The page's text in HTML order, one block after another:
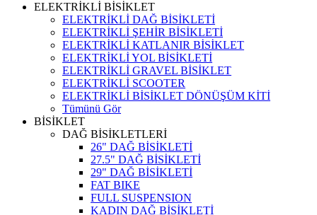
ELEKTRİKLİ BİSİKLET
ELEKTRİKLİ DAĞ BİSİKLETİ
ELEKTRİKLİ ŞEHİR BİSİKLETİ
ELEKTRİKLİ KATLANIR BİSİKLET
ELEKTRİKLİ YOL BİSİKLETİ
ELEKTRİKLİ GRAVEL BİSİKLET
ELEKTRİKLİ SCOOTER
ELEKTRİKLİ BİSİKLET DÖNÜŞÜM KİTİ
Tümünü Gör
BİSİKLET
DAĞ BİSİKLETLERİ
26" DAĞ BİSİKLETİ
27.5" DAĞ BİSİKLETİ
29" DAĞ BİSİKLETİ
FAT BIKE
FULL SUSPENSION
KADIN DAĞ BİSİKLETİ